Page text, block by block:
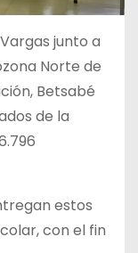
junto a
Norte de
Betsabé
de la
estos
con el fin